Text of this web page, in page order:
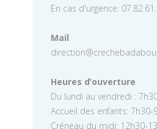
En cas d'urgence:
Mail
Heures d’ouverture
Du lundi au vendredi :
Accueil des enfants: 7h30-
Créneau du midi: 12h30-